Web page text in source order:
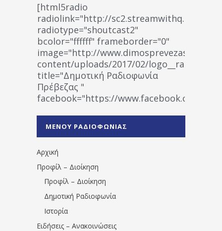
[html5radio
radiolink="http://
radiotype="shoutcast2"
bcolor="ffffff" frameborder="0"
image="http://www.dimosprevezas.gr/wp-
content/uploads/2017/02/
title="Δημοτική Ραδιοφωνία
Πρέβεζας "
facebook="https://www.facebook.com/
1531194763766854/" artist="" ]
ΜΕΝΟΥ ΡΑΔΙΟΦΩΝΙΑΣ
Αρχική
Προφίλ – Διοίκηση
Προφίλ – Διοίκηση
Δημοτική Ραδιοφωνία
Ιστορία
Ειδήσεις – Ανακοινώσεις